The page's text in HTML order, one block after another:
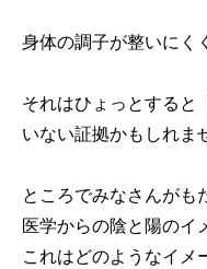
身体の調子が整いにく
それはひょっとすると
いない証拠かもしれま
ところでみなさんがも
医学からの陰と陽のイ
これはどのようなイメ